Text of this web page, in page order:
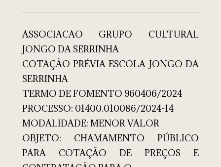
ASSOCIACAO GRUPO CULTURAL
JONGO DA SERRINHA
COTAÇÃO PRÉVIA ESCOLA JONGO DA
SERRINHA
TERMO DE FOMENTO 960406/2024
PROCESSO: 01400.010086/2024-14
MODALIDADE: MENOR VALOR
OBJETO: CHAMAMENTO PÚBLICO
PARA COTAÇÃO DE PREÇOS E